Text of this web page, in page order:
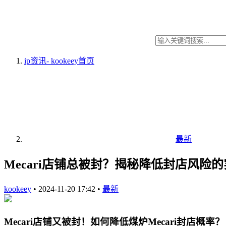
ip资讯- kookeey首页
最新
Mecari店铺总被封？揭秘降低封店风险
kookeey • 2024-11-20 17:42 • 最新
Mecari店铺又被封！如何降低煤炉Mecari封店概率？